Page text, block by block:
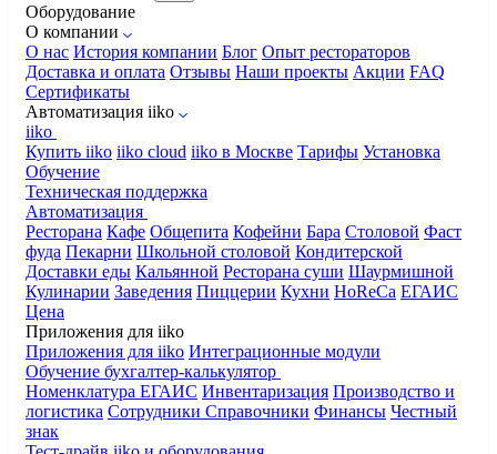
Оборудование
О компании
О нас История компании Блог Опыт рестораторов
Доставка и оплата Отзывы Наши проекты Акции FAQ
Сертификаты
Автоматизация iiko
iiko
Купить iiko iiko cloud iiko в Москве Тарифы Установка
Обучение
Техническая поддержка
Автоматизация
Ресторана Кафе Общепита Кофейни Бара Столовой Фаст
фуда Пекарни Школьной столовой Кондитерской
Доставки еды Кальянной Ресторана суши Шаурмишной
Кулинарии Заведения Пиццерии Кухни HoReCa ЕГАИС
Цена
Приложения для iiko
Приложения для iiko Интеграционные модули
Обучение бухгалтер-калькулятор
Номенклатура ЕГАИС Инвентаризация Производство и
логистика Сотрудники Справочники Финансы Честный
знак